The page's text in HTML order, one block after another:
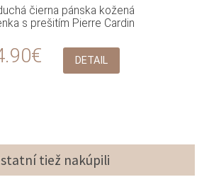
čierna pánska kožená
s prešitím Pierre Cardin
DETAIL
tiež nakúpili